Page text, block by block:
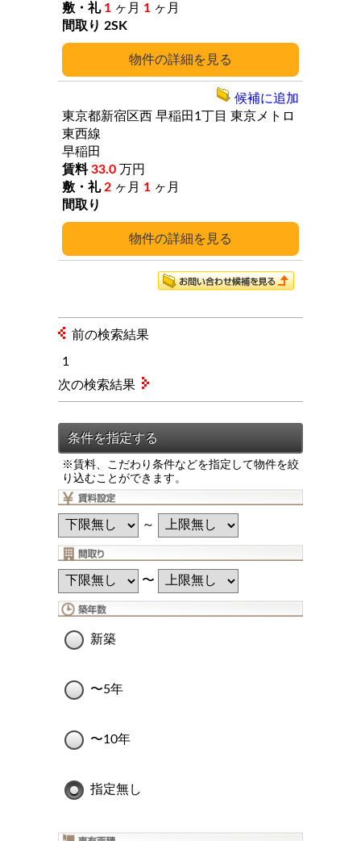
※賃料、こだわり条件などを指定して物件を絞
り込むことができます。
～
〜
新築
〜5年
〜10年
指定無し
詳細
1 ヶ月 1 ヶ月
2SK
詳細
東京都新宿区西 早稲田1丁目 東京メトロ
東西線
早稲田
33.0 万円
2 ヶ月 1 ヶ月
候補に追加
前の検索結果
1